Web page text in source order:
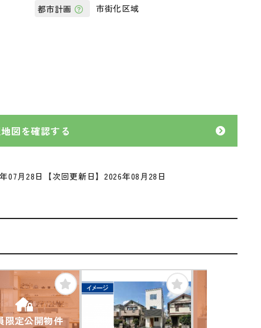
都市計画
市街化区域
図を確認する
07月28日 【次回更新日】2026年08月28日
限定公開物件